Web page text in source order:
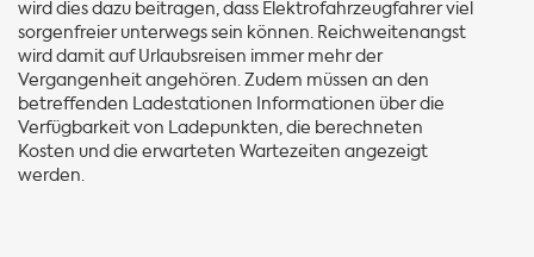
wird dies dazu beitragen, dass Elektrofahrzeugfahrer viel
sorgenfreier unterwegs sein können. Reichweitenangst
wird damit auf Urlaubsreisen immer mehr der
Vergangenheit angehören. Zudem müssen an den
betreffenden Ladestationen Informationen über die
Verfügbarkeit von Ladepunkten, die berechneten
Kosten und die erwarteten Wartezeiten angezeigt
werden.